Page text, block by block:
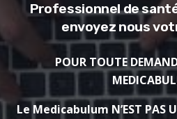
Professionnel de
envoyez nous
POUR TOUTE
Le Medicabulum N’EST PAS